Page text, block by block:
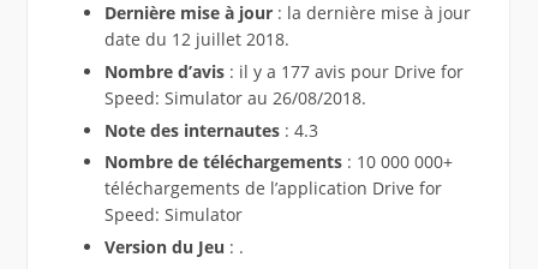
Dernière mise à jour: la dernière mise à jour
date du 12 juillet 2018.
Nombre d’avis: il y a 177 avis pour Drive for
Speed: Simulator au 26/08/2018.
Note des internautes: 4.3
Nombre de téléchargements : 10 000 000+
téléchargements de l’application Drive for
Speed: Simulator
Version du Jeu : .